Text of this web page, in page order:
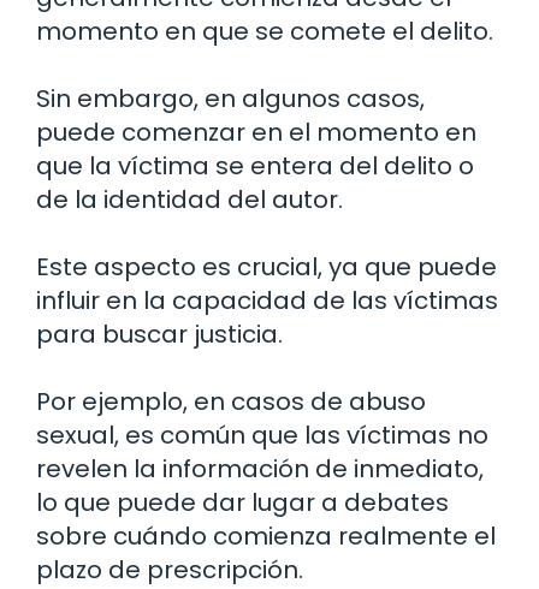
momento en que se comete el delito.
Sin embargo, en algunos casos,
puede comenzar en el momento en
que la víctima se entera del delito o
de la identidad del autor.
Este aspecto es crucial, ya que puede
influir en la capacidad de las víctimas
para buscar justicia.
Por ejemplo, en casos de abuso
sexual, es común que las víctimas no
revelen la información de inmediato,
lo que puede dar lugar a debates
sobre cuándo comienza realmente el
plazo de prescripción.